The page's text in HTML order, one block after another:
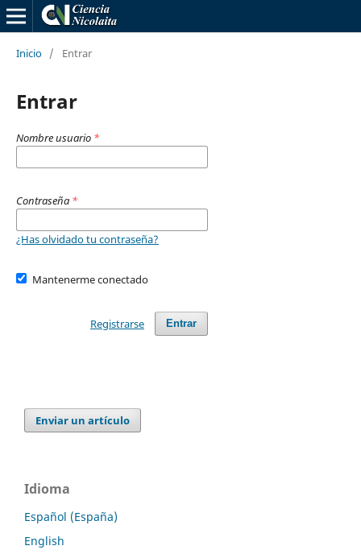
Inicio / Entrar
Entrar
Nombre usuario *
Contraseña *
¿Has olvidado tu contraseña?
Mantenerme conectado
Entrar
Registrarse
Enviar un artículo
Idioma
Español (España)
English